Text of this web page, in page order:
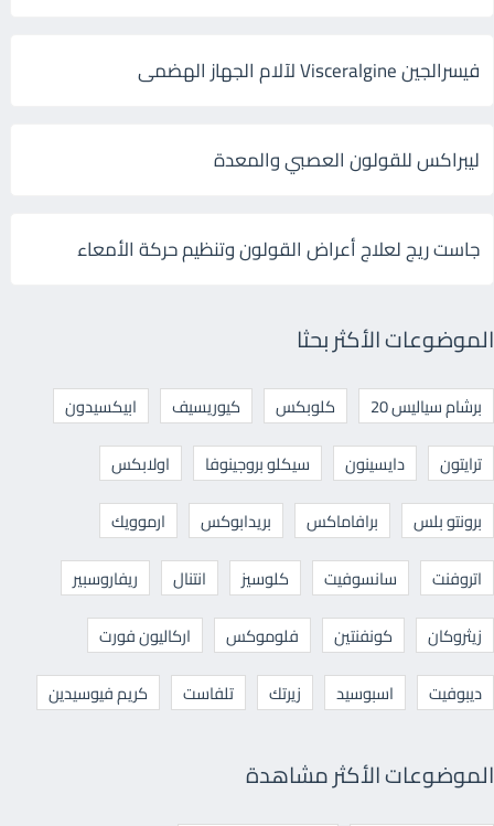
فيسرالجين Visceralgine لآلام الجهاز الهضمى
ليبراكس للقولون العصبي والمعدة
جاست ريج لعلاج أعراض القولون وتنظيم حركة الأمعاء
الموضوعات الأكثر بحثا
برشام سياليس 20 كلوبكس كيوريسيف
ابيكسيدون
ترايتون
دايسينون سيكلو بروجينوفا
اولابكس
برونتو بلس
برافاماكس بريدابوكس
ارموويك
اتروفنت
سانسوفيت كلوسيز انتنال
ريفاروسبير
زيثروكان
كونفنتين فلوموكس
اركاليون فورت
ديبوفيت
اسبوسيد زيرتك تلفاست كريم فيوسيدين
الموضوعات الأكثر مشاهدة